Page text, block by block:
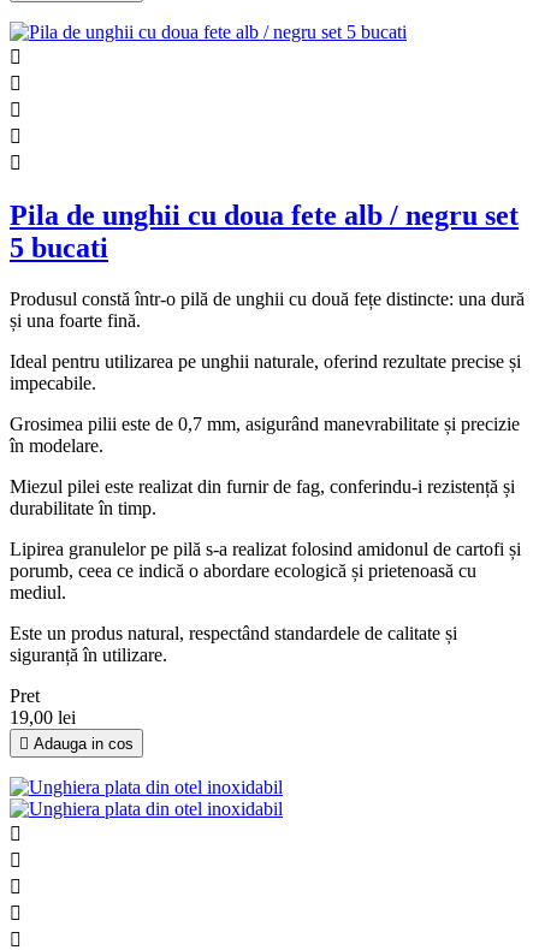





Pila de unghii cu doua fete alb / negru set
5 bucati
Produsul constă într-o pilă de unghii cu două fețe distincte: una dură
și una foarte fină.
Ideal pentru utilizarea pe unghii naturale, oferind rezultate precise și
impecabile.
Grosimea pilii este de 0,7 mm, asigurând manevrabilitate și precizie
în modelare.
Miezul pilei este realizat din furnir de fag, conferindu-i rezistență și
durabilitate în timp.
Lipirea granulelor pe pilă s-a realizat folosind amidonul de cartofi și
porumb, ceea ce indică o abordare ecologică și prietenoasă cu
mediul.
Este un produs natural, respectând standardele de calitate și
siguranță în utilizare.
Pret
19,00 lei
 Adauga in cos




